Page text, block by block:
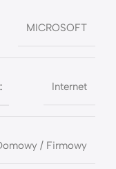
MICROSOFT
Internet
/ Firmowy